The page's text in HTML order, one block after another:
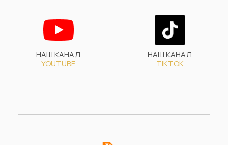
НАШ КАНАЛ
YOUTUBE
НАШ КАНАЛ
TIKTOK